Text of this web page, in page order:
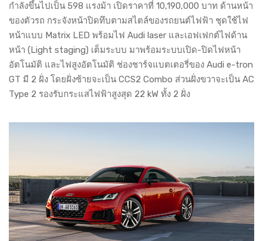
กำลังขึ้นไปเป็น 598 แรงม้า เปิดราคาที่ 10,190,000 บาท ด้านหน้า
ของตัวรถ กระจังหน้าปิดทึบตามสไตล์ของรถยนต์ไฟฟ้า ชุดใช้ไฟ
หน้าแบบ Matrix LED พร้อมไฟ Audi laser และเอฟเฟกต์ไฟด้าน
หน้า (Light staging) เต็มระบบ มาพร้อมระบบเปิด-ปิดไฟหน้า
อัตโนมัติ และไฟสูงอัตโนมัติ ช่องชาร์จแบตเตอรี่ของ Audi e-tron
GT มี 2 ฝั่ง โดยฝั่งซ้ายจะเป็น CCS2 Combo ส่วนฝั่งขวาจะเป็น AC
Type 2 รองรับกระแสไฟฟ้าสูงสุด 22 kW ทั้ง 2 ฝั่ง